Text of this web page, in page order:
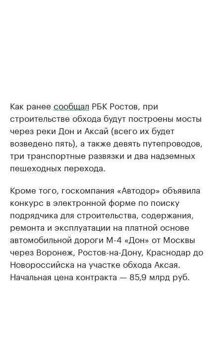
Как ранее сообщал РБК Ростов, при
строительстве обхода будут построены мосты
через реки Дон и Аксай (всего их будет
возведено пять), а также девять путепроводов,
три транспортные развязки и два надземных
пешеходных перехода.
Кроме того, госкомпания «Автодор» объявила
конкурс в электронной форме по поиску
подрядчика для строительства, содержания,
ремонта и эксплуатации на платной основе
автомобильной дороги М-4 «Дон» от Москвы
через Воронеж, Ростов-на-Дону, Краснодар до
Новороссийска на участке обхода Аксая.
Начальная цена контракта — 85,9 млрд руб.